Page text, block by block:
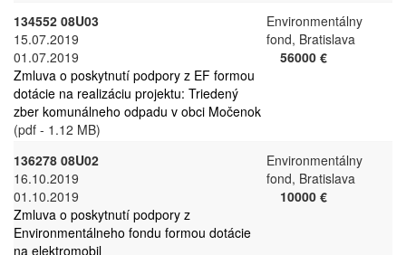
134552 08U03
15.07.2019
01.07.2019
Zmluva o poskytnutí podpory z EF formou
dotácie na realizáciu projektu: Triedený
zber komunálneho odpadu v obci Močenok
(pdf - 1.12 MB)
Environmentálny
fond, Bratislava
56000 €
136278 08U02
16.10.2019
01.10.2019
Zmluva o poskytnutí podpory z
Environmentálneho fondu formou dotácie
na elektromobil
Environmentálny
fond, Bratislava
10000 €